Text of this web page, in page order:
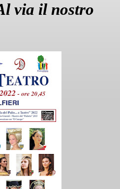
via il nostro